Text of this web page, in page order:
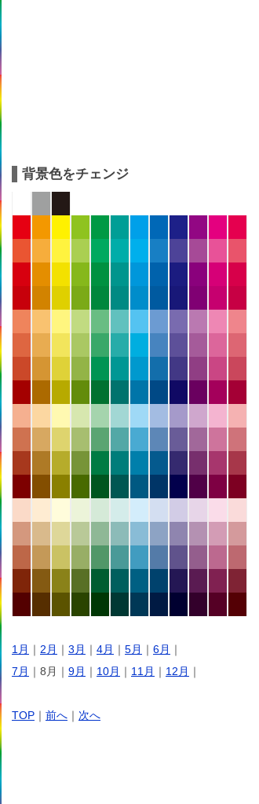
背景色をチェンジ
1月 ｜ 2月 ｜ 3月 ｜ 4月 ｜ 5月 ｜ 6月 ｜
7月 ｜8月｜ 9月 ｜ 10月 ｜ 11月 ｜ 12月 ｜
TOP ｜ 前へ ｜ 次へ